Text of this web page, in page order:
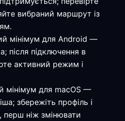
вибраний маршрут із
мінімум для Android —
після підключення в
активний режим і
мінімум для macOS —
збережіть профіль і
ніж змінювати